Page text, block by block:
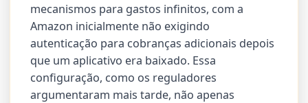
mecanismos para gastos infinitos, com a
Amazon inicialmente não exigindo
autenticação para cobranças adicionais depois
que um aplicativo era baixado. Essa
configuração, como os reguladores
argumentaram mais tarde, não apenas